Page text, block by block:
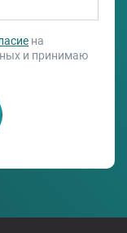
на
и принимаю